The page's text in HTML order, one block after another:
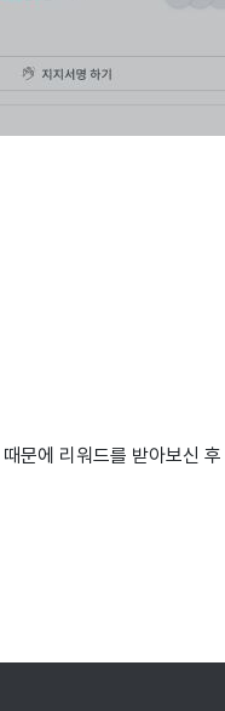
문에 리워드를 받아보신 후